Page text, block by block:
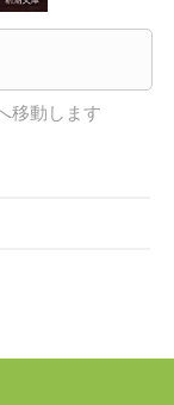
移動します